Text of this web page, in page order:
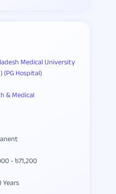
Medical University
(PG Hospital)
& Medical
- ৳71,200